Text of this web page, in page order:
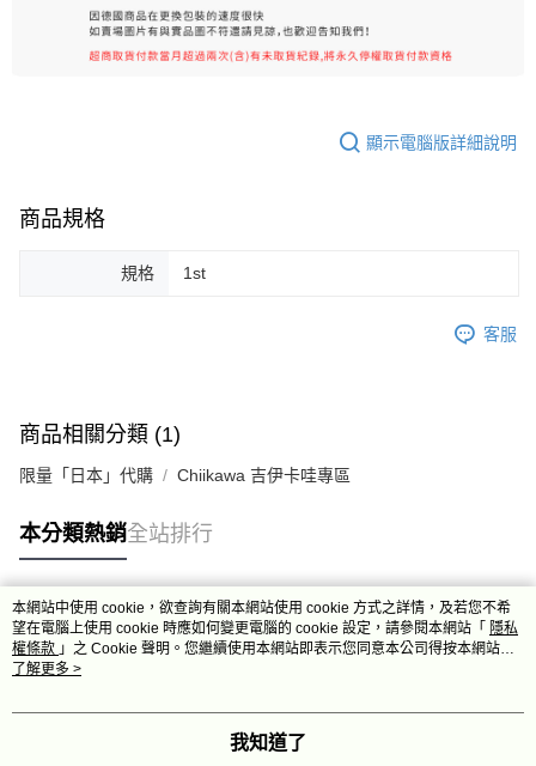
顯示電腦版詳細說明
商品規格
規格 1st
客服
商品相關分類 (1)
限量「日本」代購 Chiikawa 吉伊卡哇專區
本分類熱銷全站排行
熱門標籤
本網站中使用 cookie，欲查詢有關本網站使用 cookie 方式之詳情，及若您不希
望在電腦上使用 cookie 時應如何變更電腦的 cookie 設定，請參閱本網站「 隱私
權條款 」之 Cookie 聲明。您繼續使用本網站即表示您同意本公司得按本網站使
用條款之 Cookie 聲明使用 cookie。
了解更多 >
我知道了